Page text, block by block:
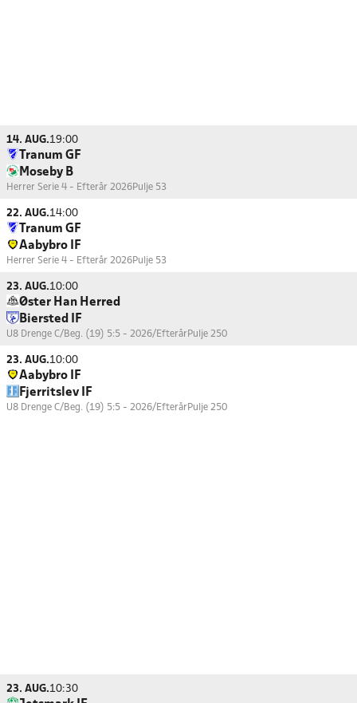
14. AUG.19:00
Tranum GF
Moseby B
Herrer Serie 4 - Efterår 2026Pulje 53
22. AUG.14:00
Tranum GF
Aabybro IF
Herrer Serie 4 - Efterår 2026Pulje 53
23. AUG.10:00
Øster Han Herred
Biersted IF
U8 Drenge C/Beg. (19) 5:5 - 2026/EfterårPulje 250
23. AUG.10:00
Aabybro IF
Fjerritslev IF
U8 Drenge C/Beg. (19) 5:5 - 2026/EfterårPulje 250
23. AUG.10:30